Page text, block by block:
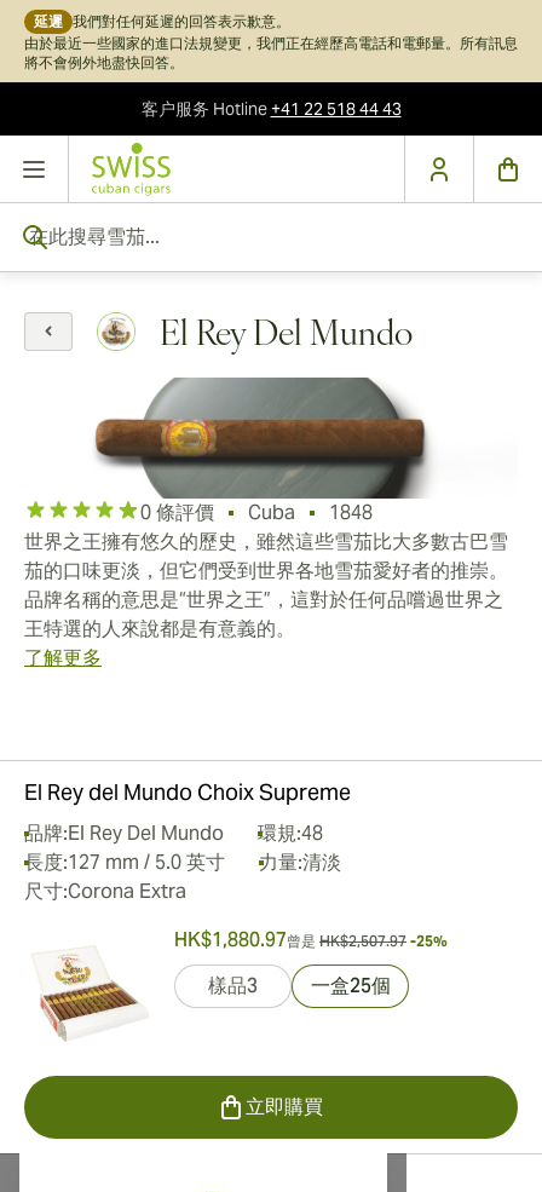
延遲 我們對任何延遲的回答表示歉意。
由於最近一些國家的進口法規變更，我們正在經歷高電話和電郵量。所有訊息
將不會例外地盡快回答。
客户服务 Hotline+41 22 518 44 43
El Rey Del Mundo
0 條評價 Cuba
1848
世界之王擁有悠久的歷史，雖然這些雪茄比大多數古巴雪
茄的口味更淡，但它們受到世界各地雪茄愛好者的推崇。
品牌名稱的意思是“世界之王”，這對於任何品嚐過世界之
王特選的人來說都是有意義的。
了解更多
El Rey del Mundo Choix Supreme
品牌:El Rey Del Mundo 環規:48
長度:127 mm / 5.0 英寸 力量:清淡
尺寸:Corona Extra
HK$1,880.97曾是 HK$2,507.97 -25%
樣品3 一盒25個
立即購買